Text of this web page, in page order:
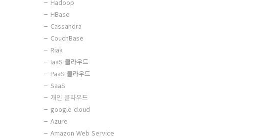
Hadoop
HBase
Cassandra
CouchBase
Riak
IaaS 클라우드
PaaS 클라우드
SaaS
개인 클라우드
google cloud
Azure
Amazon Web Service